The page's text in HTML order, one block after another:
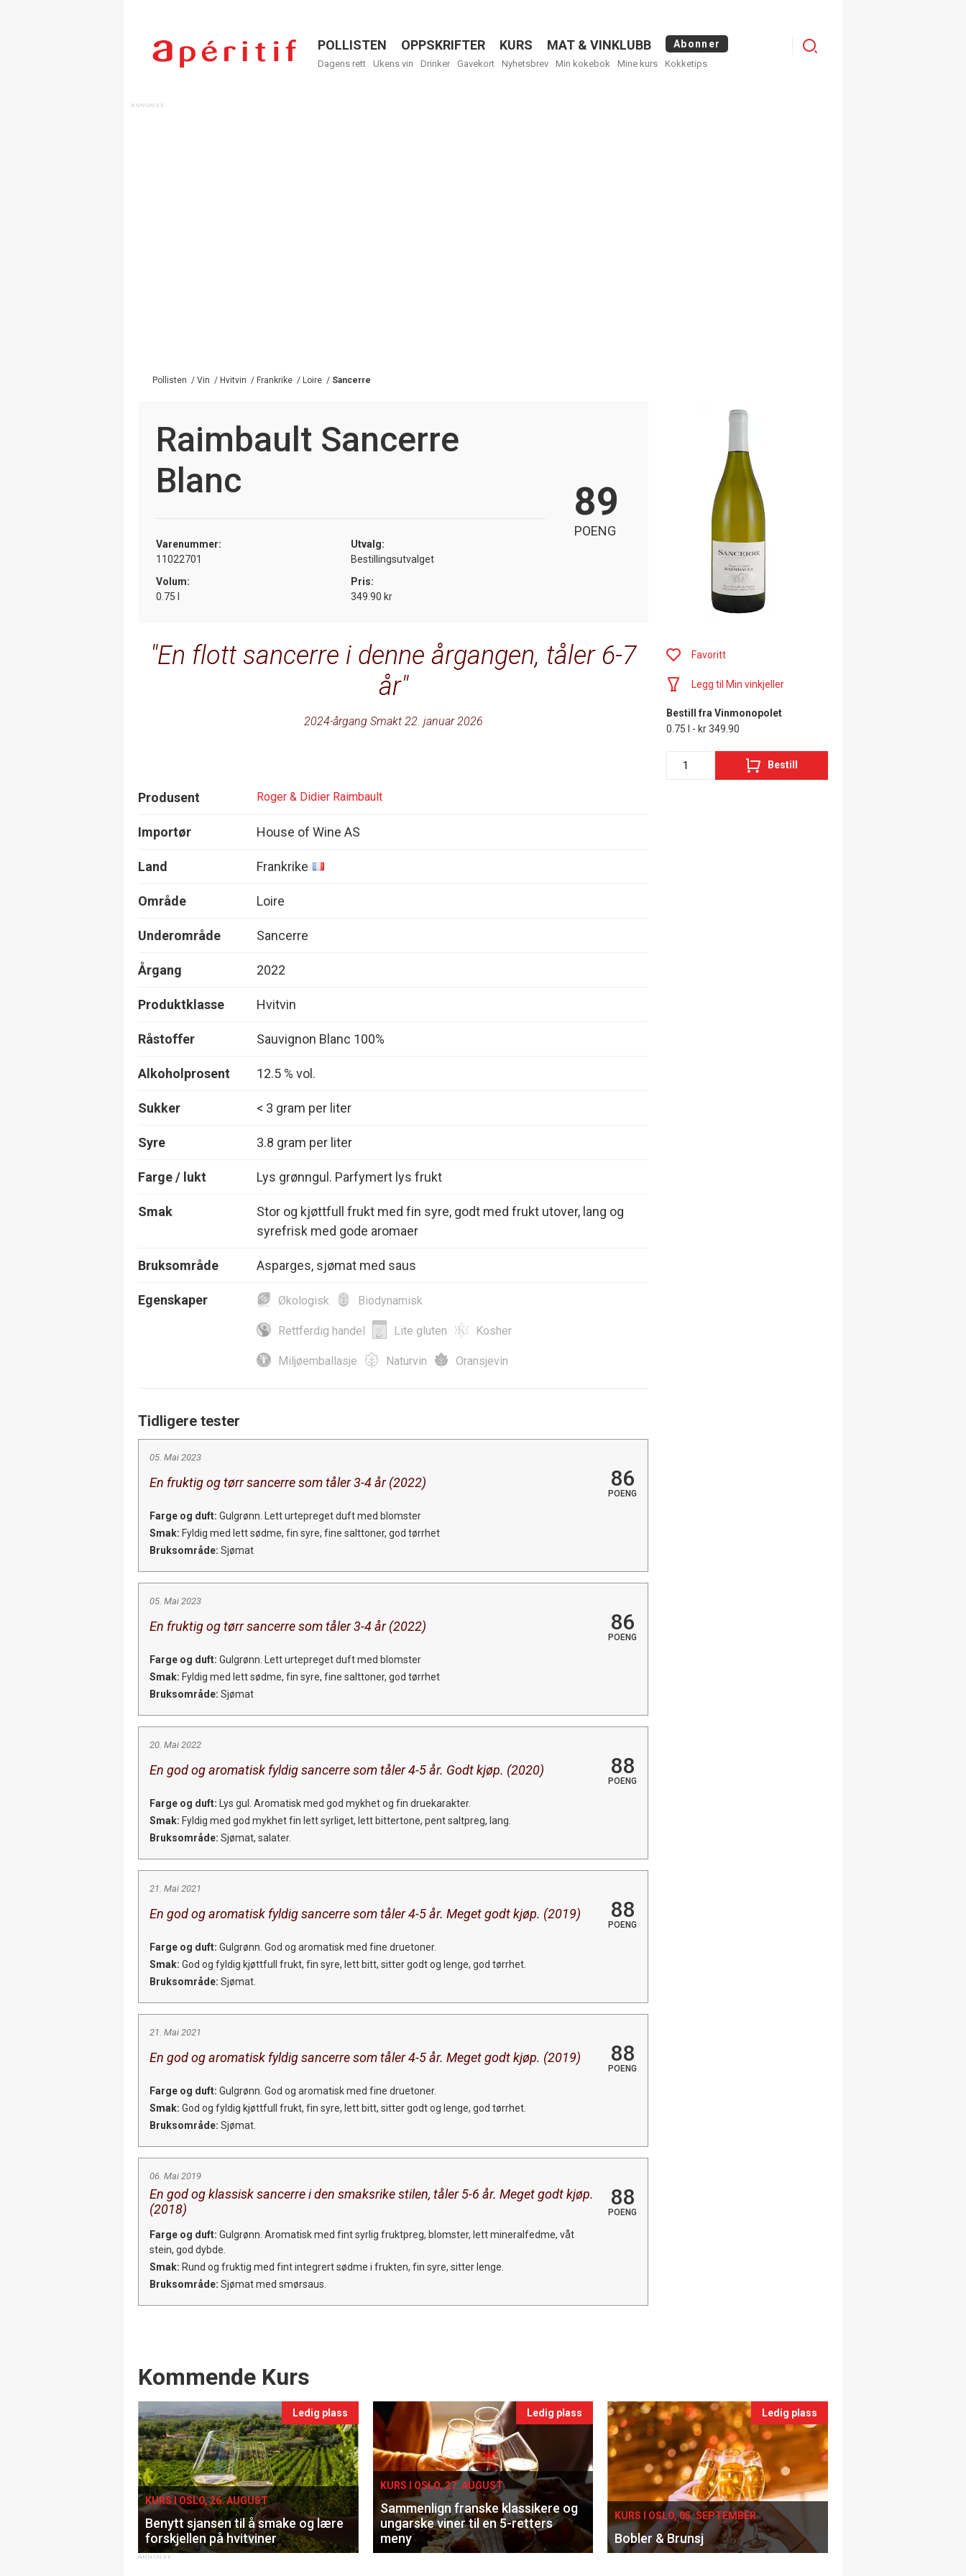
Menu
POLLISTEN OPPSKRIFTER KURS MAT & VINKLUBB Abonner
Dagens rett Ukens vin Drinker Gavekort Nyhetsbrev Min kokebok Mine kurs Kokketips
Menu
Pollisten / Vin / Hvitvin / Frankrike / Loire / Sancerre
Raimbault Sancerre
Blanc
Varenummer:
11022701
Utvalg:
Bestillingsutvalget
Volum:
0.75 l
Pris:
349.90 kr
89
POENG
En flott sancerre i denne årgangen, tåler 6-7
år
2024-årgang Smakt 22. januar 2026
Produsent Roger & Didier Raimbault
Importør House of Wine AS
Land Frankrike
Område Loire
Underområde Sancerre
Årgang 2022
Produktklasse Hvitvin
Råstoffer Sauvignon Blanc 100%
Alkoholprosent 12.5 % vol.
Sukker < 3 gram per liter
Syre 3.8 gram per liter
Farge / lukt Lys grønngul. Parfymert lys frukt
Smak
Stor og kjøttfull frukt med fin syre, godt med frukt utover, lang og
syrefrisk med gode aromaer
Bruksområde Asparges, sjømat med saus
Egenskaper Økologisk Biodynamisk
Rettferdig handel Lite gluten Kosher
Miljøemballasje Naturvin Oransjevin
Tidligere tester
05. Mai 2023
En fruktig og tørr sancerre som tåler 3-4 år (2022) 86
POENG
Farge og duft: Gulgrønn. Lett urtepreget duft med blomster
Smak: Fyldig med lett sødme, fin syre, fine salttoner, god tørrhet
Bruksområde: Sjømat
05. Mai 2023
En fruktig og tørr sancerre som tåler 3-4 år (2022) 86
POENG
Farge og duft: Gulgrønn. Lett urtepreget duft med blomster
Smak: Fyldig med lett sødme, fin syre, fine salttoner, god tørrhet
Bruksområde: Sjømat
20. Mai 2022
En god og aromatisk fyldig sancerre som tåler 4-5 år. Godt kjøp. (2020) 88
POENG
Farge og duft: Lys gul. Aromatisk med god mykhet og fin druekarakter.
Smak: Fyldig med god mykhet fin lett syrliget, lett bittertone, pent saltpreg, lang.
Bruksområde: Sjømat, salater.
21. Mai 2021
En god og aromatisk fyldig sancerre som tåler 4-5 år. Meget godt kjøp. (2019) 88
POENG
Farge og duft: Gulgrønn. God og aromatisk med fine druetoner.
Smak: God og fyldig kjøttfull frukt, fin syre, lett bitt, sitter godt og lenge, god tørrhet.
Bruksområde: Sjømat.
21. Mai 2021
En god og aromatisk fyldig sancerre som tåler 4-5 år. Meget godt kjøp. (2019) 88
POENG
Farge og duft: Gulgrønn. God og aromatisk med fine druetoner.
Smak: God og fyldig kjøttfull frukt, fin syre, lett bitt, sitter godt og lenge, god tørrhet.
Bruksområde: Sjømat.
06. Mai 2019
En god og klassisk sancerre i den smaksrike stilen, tåler 5-6 år. Meget godt kjøp.
(2018)
88
POENG
Farge og duft: Gulgrønn. Aromatisk med fint syrlig fruktpreg, blomster, lett mineralfedme, våt
stein, god dybde.
Smak: Rund og fruktig med fint integrert sødme i frukten, fin syre, sitter lenge.
Bruksområde: Sjømat med smørsaus.
Favoritt
Legg til Min vinkjeller
Bestill fra Vinmonopolet
0.75 l - kr 349.90
Bestill
Events
Kommende Kurs
Ledig plass
KURS I OSLO, 26. AUGUST
Benytt sjansen til å smake og lære
forskjellen på hvitviner
Ledig plass
KURS I OSLO, 27. AUGUST
Sammenlign franske klassikere og
ungarske viner til en 5-retters
meny
Ledig plass
KURS I OSLO, 05. SEPTEMBER
Bobler & Brunsj